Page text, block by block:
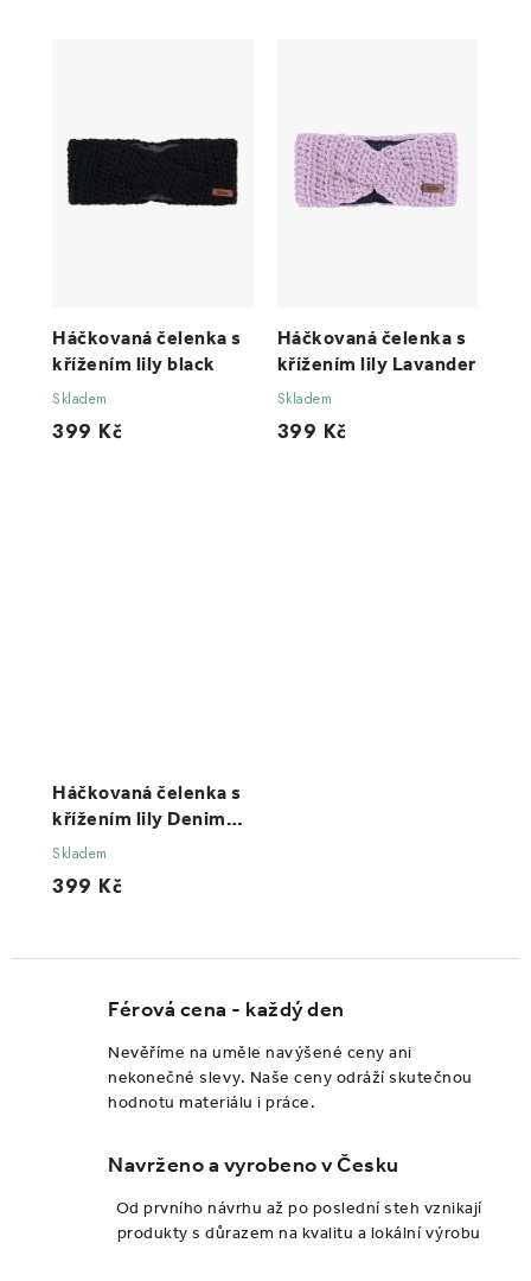
Férová cena - každý den
Nevěříme na uměle navýšené ceny ani
nekonečné slevy. Naše ceny odráží skutečnou
hodnotu materiálu i práce.
Navrženo a vyrobeno v Česku
Od prvního návrhu až po poslední steh vznikají
produkty s důrazem na kvalitu a lokální výrobu
Háčkovaná čelenka s
křížením lily black
Skladem
399 Kč
Háčkovaná čelenka s
křížením lily Lavander
Skladem
399 Kč
Háčkovaná čelenka s
křížením lily Denim
tweed
Skladem
399 Kč